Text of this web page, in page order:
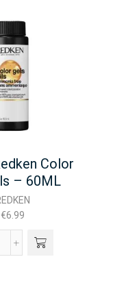
Color
– 60ML
€6.99